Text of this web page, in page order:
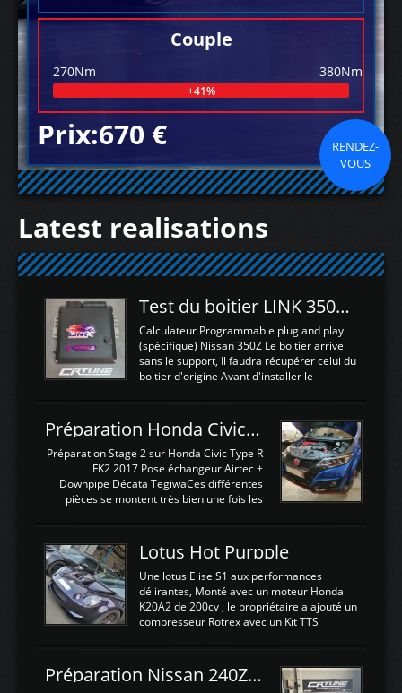
Couple
270Nm 380Nm
+41%
Prix:670 €
RENDEZ-
VOUS
Latest realisations
Test du boitier LINK 350Z Plugin ECU
Calculateur Programmable plug and play
(spécifique) Nissan 350Z Le boitier arrive
sans le support, Il faudra récupérer celui du
boitier d'origine Avant d'installer le
d'envoyer l'information de la large bande
dans le boitier. sydney sweeney deepfake
La sortie 0-5V de l'afr sera connectée sur
l'entrée AN Volt 8 et GndAN pour
Analogique, et Volt car l'information est une
tension (Pas une résistance variable d'un
est temps de brancher le ...
Préparation Honda Civic Type R FK2
Préparation Stage 2 sur Honda Civic Type R
FK2 2017 Pose échangeur Airtec +
Downpipe Décata TegiwaCes différentes
pièces se montent très bien une fois les
légere découpe du plastique inferieur,
negénant en rien la structure ou le
fonctionnement du fond plat. Une
reprogrammation Stage 2 est faite sur le
calculateur d'origine. Une alternative
économique au passage sur Hondata
d'origine 310cv et 400Nn , Une fois
reprogrammé et les ...
Lotus Hot Purpple
Une lotus Elise S1 aux performances
délirantes, Monté avec un moteur Honda
K20A2 de 200cv , le propriétaire a ajouté un
compresseur Rotrex avec un Kit TTS
d'augmenter la puissance de son moteur:
un watercooler a été ajouté. 300Cv sans
Préparation Nissan 240Z SR20DET